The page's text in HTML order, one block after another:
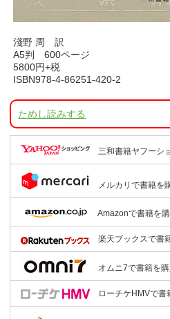
淺野 周 訳
A5判 600ページ
5800円+税
ISBN978-4-86251-420-2
ためし読みする
三和書籍ヤフーシ
メルカリで書籍を
Amazonで書籍を
楽天ブックスで書
オムニ7で書籍を購
ローチケHMVで書